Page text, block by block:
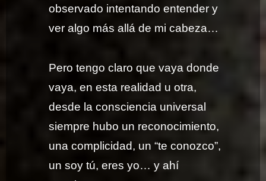
observado intentando entender y
ver algo más allá de mi cabeza…
Pero tengo claro que vaya donde
vaya, en esta realidad u otra,
desde la consciencia universal
siempre hubo un reconocimiento,
una complicidad, un “te conozco”,
un soy tú, eres yo… y ahí